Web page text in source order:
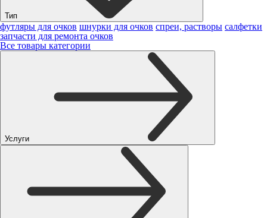
Тип
футляры для очков шнурки для очков спреи, растворы салфетки
запчасти для ремонта очков
Все товары категории
Услуги